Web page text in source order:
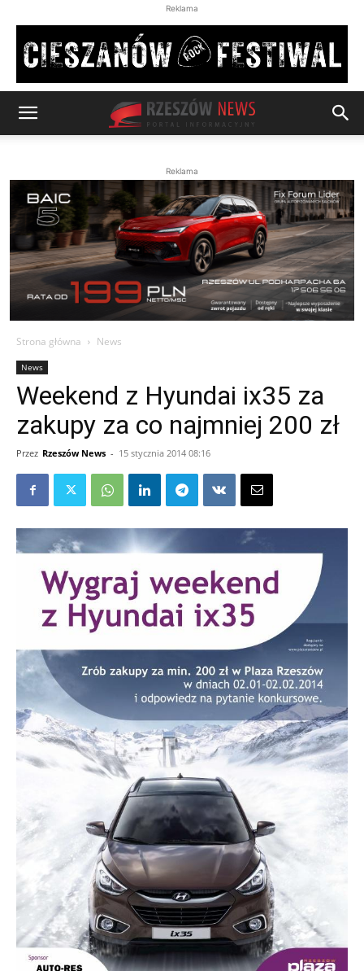
Reklama
Reklama
Strona główna News
News
Weekend z Hyundai ix35 za
zakupy za co najmniej 200 zł
Przez Rzeszów News - 15 stycznia 2014 08:16